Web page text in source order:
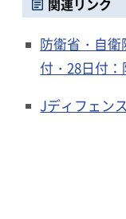
関連リンク
防衛省・自衛
付・28日付：
Jディフェン